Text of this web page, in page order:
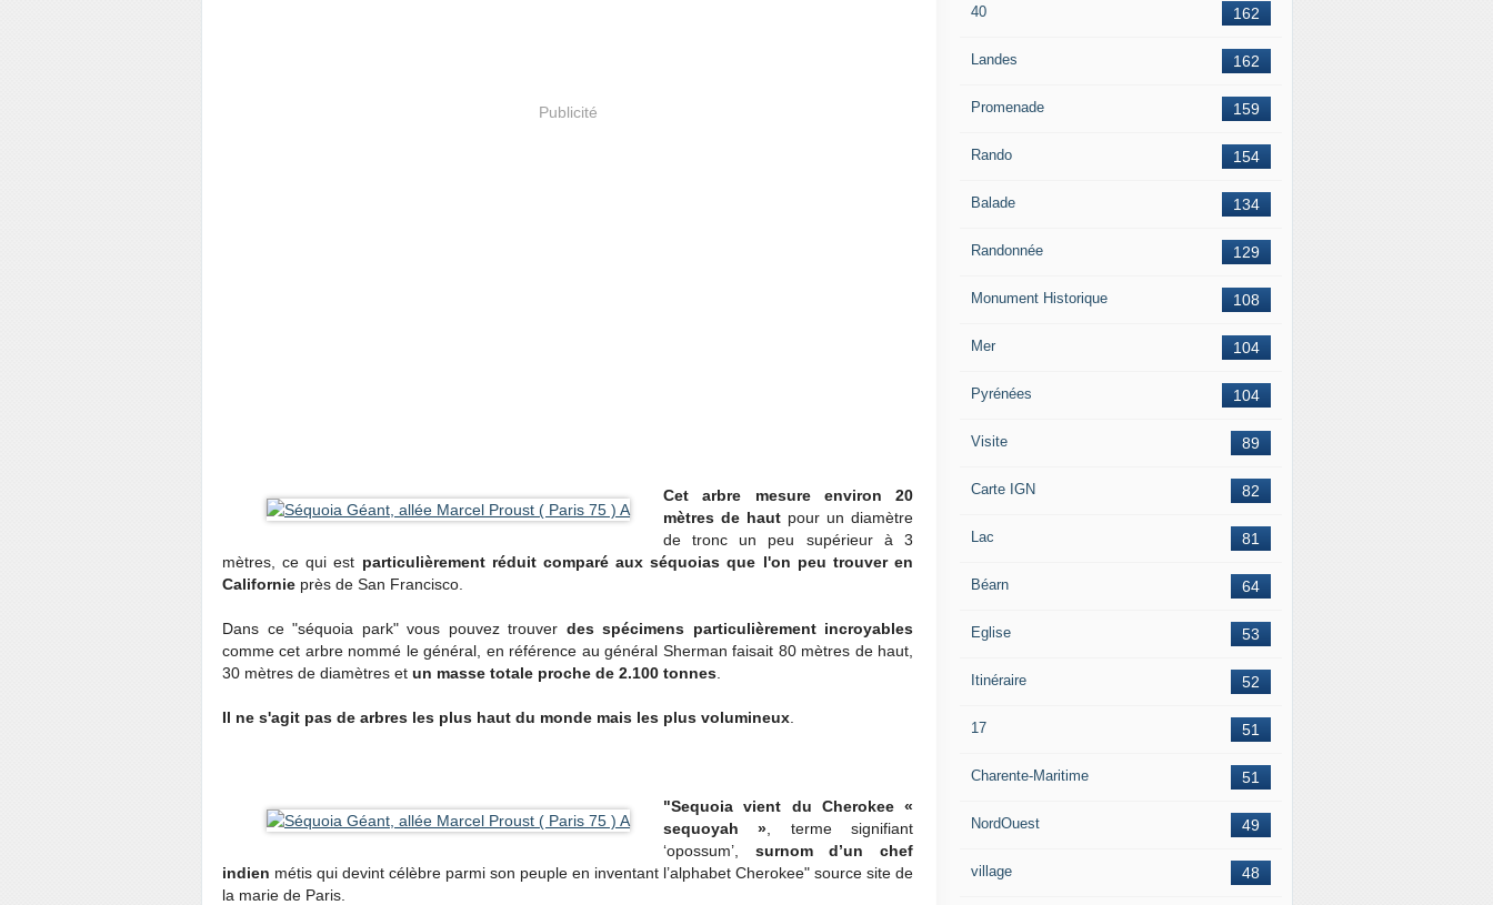
Publicité
Cet arbre mesure environ 20
mètres de haut pour un diamètre
de tronc un peu supérieur à 3
mètres, ce qui est particulièrement réduit comparé aux séquoias que l'on peu trouver en
Californie près de San Francisco.
Dans ce "séquoia park" vous pouvez trouver des spécimens particulièrement incroyables
comme cet arbre nommé le général, en référence au général Sherman faisait 80 mètres de haut,
30 mètres de diamètres et un masse totale proche de 2.100 tonnes
Il ne s'agit pas de arbres les plus haut du monde mais les plus volumineux
"Sequoia vient du Cherokee «
sequoyah » , terme signifiant
‘opossum’,
surnom d’un chef
indien métis qui devint célèbre parmi son peuple en inventant l’alphabet Cherokee" source site de
la marie de Paris.
162
40
162
Landes
159
Promenade
154
Rando
134
Balade
129
Randonnée
108
Monument Historique
104
Mer
104
Pyrénées
89
Visite
82
Carte IGN
81
Lac
64
Béarn
53
Eglise
52
Itinéraire
51
17
51
Charente-Maritime
49
NordOuest
48
village